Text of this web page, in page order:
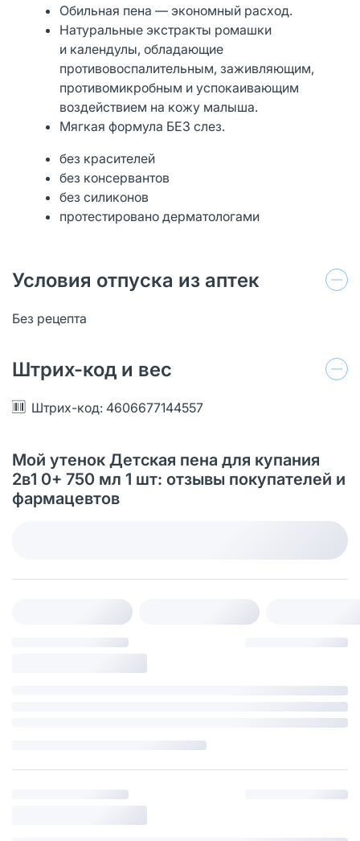
Обильная пена — экономный расход.
Натуральные экстракты ромашки
и календулы, обладающие
противовоспалительным, заживляющим,
противомикробным и успокаивающим
воздействием на кожу малыша.
Мягкая формула БЕЗ слез.
без красителей
без консервантов
без силиконов
протестировано дерматологами
Условия отпуска из аптек
Без рецепта
Штрих-код и вес
Штрих-код: 4606677144557
Мой утенок Детская пена для купания
2в1 0+ 750 мл 1 шт: отзывы покупателей и
фармацевтов